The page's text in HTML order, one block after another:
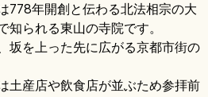
778年開創と伝わる北法相宗の大
られる東山の寺院です。
坂を上った先に広がる京都市街の
土産店や飲食店が並ぶため参拝前